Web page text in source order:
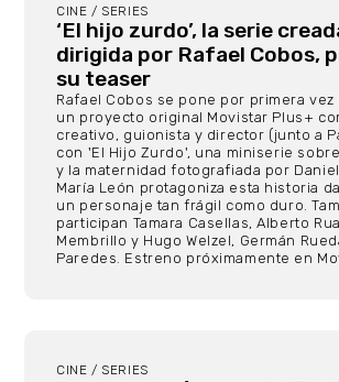
CINE / SERIES
‘El hijo zurdo’, la serie
dirigida por Rafael Cobos,
su teaser
Rafael Cobos se pone por primera
un proyecto original Movistar Plus+
creativo, guionista y director (junto a
con 'El Hijo Zurdo', una miniserie
y la maternidad fotografiada por
María León protagoniza esta historia
un personaje tan frágil como duro.
participan Tamara Casellas, Alberto
Membrillo y Hugo Welzel, Germán
Paredes. Estreno próximamente en
CINE / SERIES